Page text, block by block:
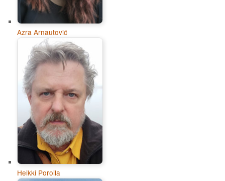
Azra Arnautović
Heikki Poroila